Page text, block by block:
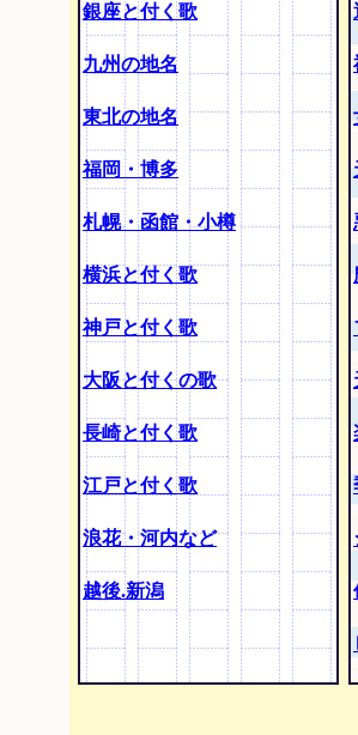
銀座と付く歌
九州の地名
東北の地名
福岡・博多
札幌・函館・小樽
横浜と付く歌
神戸と付く歌
大阪と付くの歌
長崎と付く歌
江戸と付く歌
浪花・河内など
越後.新潟